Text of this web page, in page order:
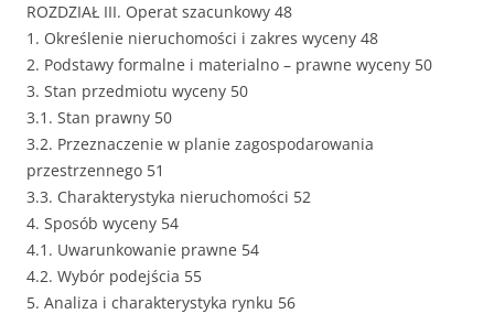
ROZDZIAŁ III. Operat szacunkowy 48
1. Określenie nieruchomości i zakres wyceny 48
2. Podstawy formalne i materialno – prawne wyceny 50
3. Stan przedmiotu wyceny 50
3.1. Stan prawny 50
3.2. Przeznaczenie w planie zagospodarowania
przestrzennego 51
3.3. Charakterystyka nieruchomości 52
4. Sposób wyceny 54
4.1. Uwarunkowanie prawne 54
4.2. Wybór podejścia 55
5. Analiza i charakterystyka rynku 56